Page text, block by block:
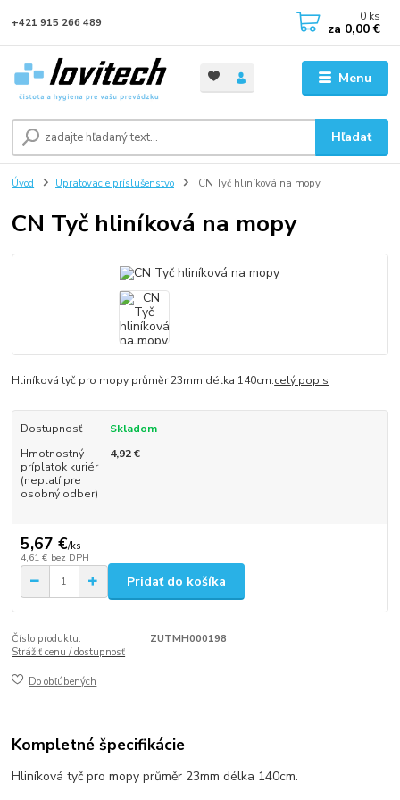
Menu
Hľadať
+421 915 266 489 0 ks
za 0,00 €
Úvod Upratovacie príslušenstvo CN Tyč hliníková na mopy
CN Tyč hliníková na mopy
Hliníková tyč pro mopy průměr 23mm délka 140cm.​celý popis
Dostupnosť
Skladom
Hmotnostný
príplatok kuriér
(neplatí pre
osobný odber)
4,92 €
5,67 €/ks
4,61 € bez DPH
Pridať do košíka
Číslo produktu:
ZUTMH000198
Strážiť cenu / dostupnosť
Do obľúbených
Kompletné špecifikácie
Hliníková tyč pro mopy průměr 23mm délka 140cm.​